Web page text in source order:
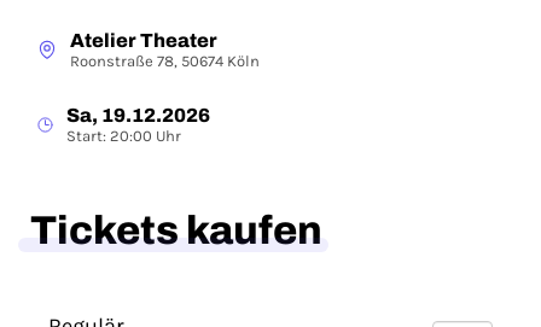
Atelier Theater
Roonstraße 78, 50674 Köln
Sa, 19.12.2026
Start: 20:00 Uhr
Tickets kaufen